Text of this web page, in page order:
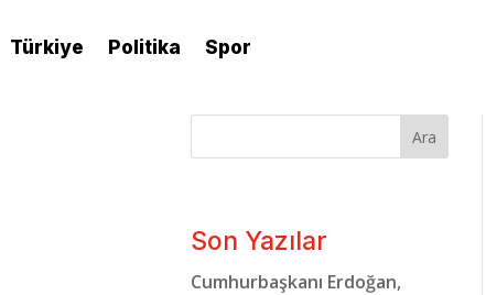
Türkiye Politika Spor
Ara
Son Yazılar
Cumhurbaşkanı Erdoğan,